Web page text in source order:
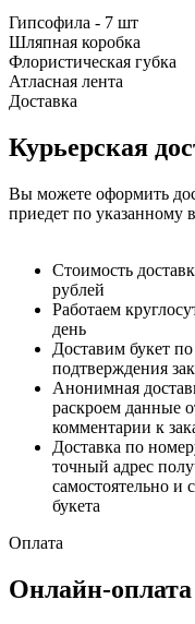
Гипсофила - 7 шт
Шляпная коробка
Флористическая губка
Атласная лента
Доставка
Курьерская
Вы можете оформить
приедет по указанному
Стоимость
рублей
Работаем
день
Доставим букет
подтверждения
Анонимная
раскроем данные
комментарии к
Доставка по
точный адрес
самостоятельно и
букета
Оплата
Онлайн-оплата